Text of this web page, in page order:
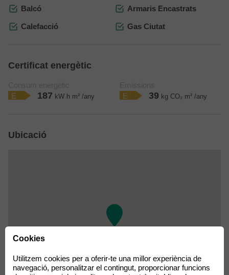
Balcó Armaris Encastrats
Calefacció Gas Ciutat
Certificat energètic
E
187 kW h m² /any
E
39 kg CO₂ m² /any
Ubicació
Cookies
Utilitzem cookies per a oferir-te una millor experiència de
navegació, personalitzar el contingut, proporcionar funcions